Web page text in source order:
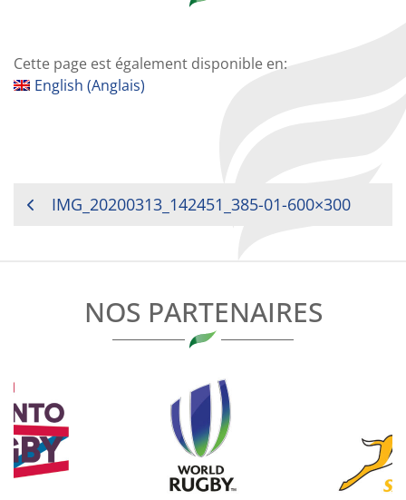
Cette page est également disponible en:
English (Anglais)
NAVIGATION
IMG_20200313_142451_385-01-600×300
NOS PARTENAIRES